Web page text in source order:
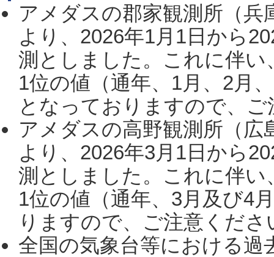
アメダスの郡家観測所（
より、2026年1月1日から
測としました。これに伴い
1位の値（通年、1月、2月
となっておりますので、
アメダスの高野観測所（
より、2026年3月1日から
測としました。これに伴い
1位の値（通年、3月及び4
りますので、ご注意くだ
全国の気象台等における過